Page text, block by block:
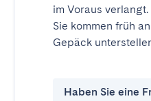
im Voraus verlangt.
Sie kommen früh
Gepäck
Haben Sie eine